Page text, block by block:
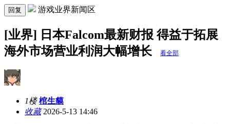
回复 游戏业界新闻区
[业界] 日本Falcom最新财报 得益于拓展
海外市场营业利润大幅增长
看全部
1楼 棺生貘
收藏2026-5-13 14:46